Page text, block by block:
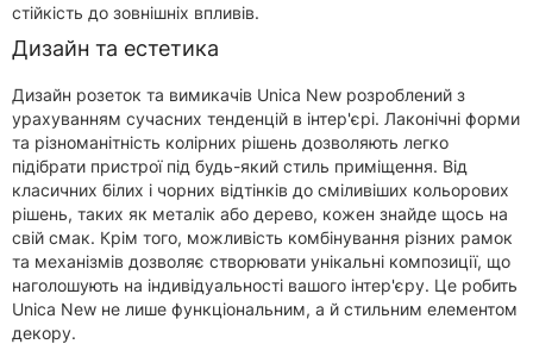
стійкість до зовнішніх впливів.
Дизайн та естетика
Дизайн розеток та вимикачів Unica New розроблений з
урахуванням сучасних тенденцій в інтер'єрі. Лаконічні форми
та різноманітність колірних рішень дозволяють легко
підібрати пристрої під будь-який стиль приміщення. Від
класичних білих і чорних відтінків до сміливіших кольорових
рішень, таких як металік або дерево, кожен знайде щось на
свій смак. Крім того, можливість комбінування різних рамок
та механізмів дозволяє створювати унікальні композиції, що
наголошують на індивідуальності вашого інтер'єру. Це робить
Unica New не лише функціональним, а й стильним елементом
декору.